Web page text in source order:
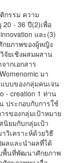
กรรม ความ
20 - 36 ปี(2)เพื่อ
และ(3)
ยภาพของผู้หญิง
จัยเชิงผสมผสาน
ากเอกสาร
มา
บบของกลุ่มคนเจน
- creation 1 ท่าน
ประกอบกับการใช้
รของกลุ่มเป้าหมาย
นิยมกับกลุ่มเป้า
วิเคราะห์ด้วยวิธี
ผลและนำผลที่ได้
พื้นที่พัฒนาศักยภาพ